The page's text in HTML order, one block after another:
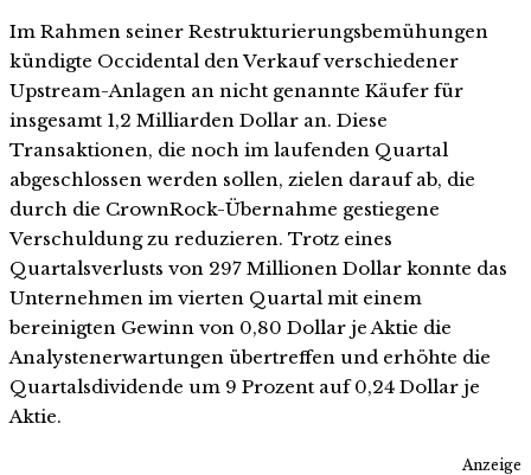
Im Rahmen seiner Restrukturierungsbemühungen
kündigte Occidental den Verkauf verschiedener
Upstream-Anlagen an nicht genannte Käufer für
insgesamt 1,2 Milliarden Dollar an. Diese
Transaktionen, die noch im laufenden Quartal
abgeschlossen werden sollen, zielen darauf ab, die
durch die CrownRock-Übernahme gestiegene
Verschuldung zu reduzieren. Trotz eines
Quartalsverlusts von 297 Millionen Dollar konnte das
Unternehmen im vierten Quartal mit einem
bereinigten Gewinn von 0,80 Dollar je Aktie die
Analystenerwartungen übertreffen und erhöhte die
Quartalsdividende um 9 Prozent auf 0,24 Dollar je
Aktie.
Anzeige